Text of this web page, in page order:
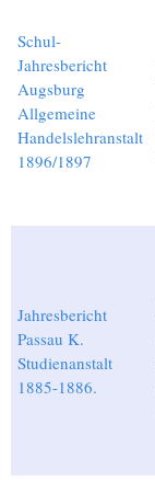
Schul-
Jahresbericht
Augsburg
Allgemeine
Handelslehranstalt
1896/1897
Jahresbericht
Passau K.
Studienanstalt
1885-1886.